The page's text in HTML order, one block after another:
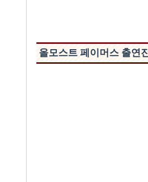
올모스트 페이머스 출연